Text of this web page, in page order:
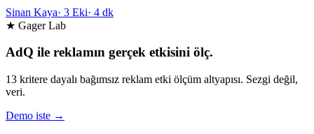
Sinan Kaya· 3 Eki· 4 dk
★ Gager Lab
AdQ ile reklamın gerçek etkisini ölç.
13 kritere dayalı bağımsız reklam etki ölçüm altyapısı. Sezgi değil,
veri.
Demo iste →